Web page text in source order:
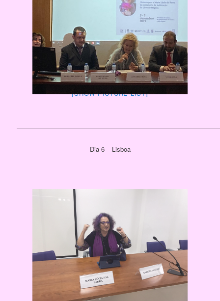
[SHOW PICTURE LIST]
Dia 6 – Lisboa